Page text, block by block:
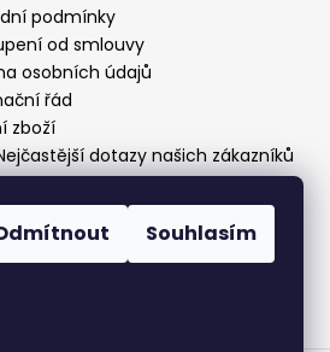
Souhlasím
podmínky
od smlouvy
osobních údajů
řád
zboží
dotazy našich zákazníků
vlasů